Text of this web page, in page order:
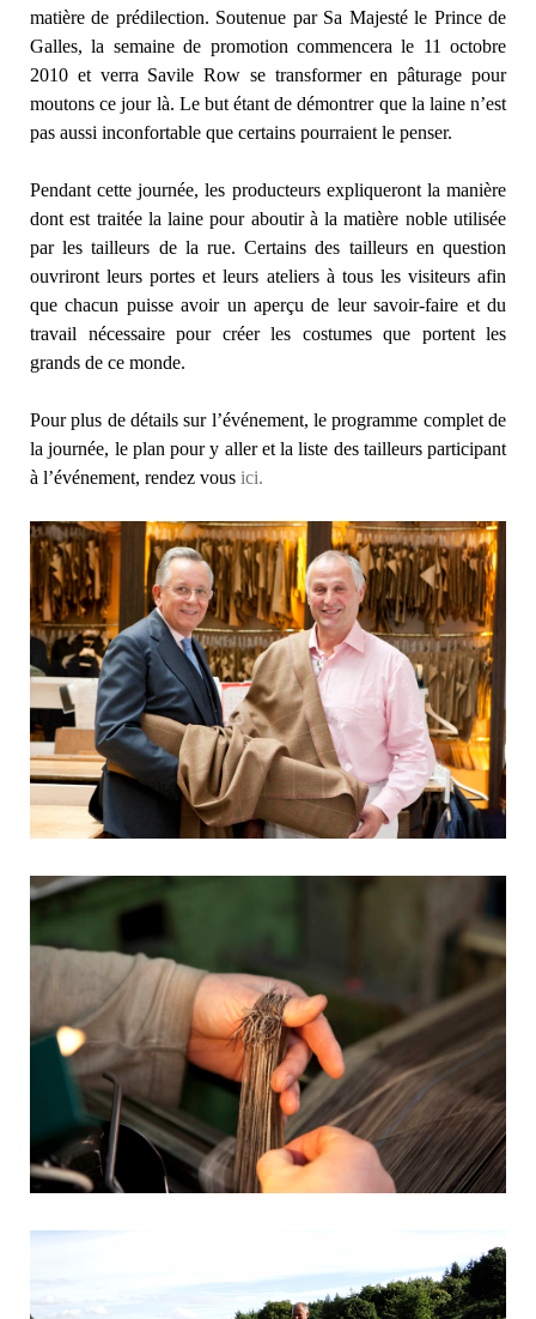
matière de prédilection. Soutenue par Sa Majesté le Prince de
Galles, la semaine de promotion commencera le 11 octobre
2010 et verra Savile Row se transformer en pâturage pour
moutons ce jour là. Le but étant de démontrer que la laine n’est
pas aussi inconfortable que certains pourraient le penser.
Pendant cette journée, les producteurs expliqueront la manière
dont est traitée la laine pour aboutir à la matière noble utilisée
par les tailleurs de la rue. Certains des tailleurs en question
ouvriront leurs portes et leurs ateliers à tous les visiteurs afin
que chacun puisse avoir un aperçu de leur savoir-faire et du
travail nécessaire pour créer les costumes que portent les
grands de ce monde.
Pour plus de détails sur l’événement, le programme complet de
la journée, le plan pour y aller et la liste des tailleurs participant
à l’événement, rendez vous ici.